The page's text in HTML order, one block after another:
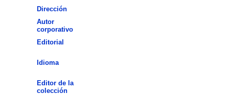
Dirección
Autor
corporativo
Editorial
Idioma
Editor de la
colección